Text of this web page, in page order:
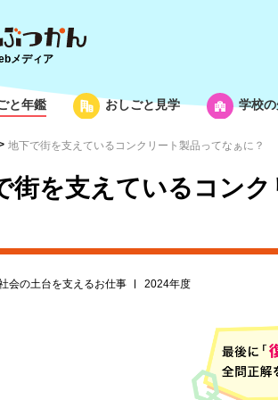
メディア
と年鑑 おしごと見学 学校
地下で街を支えているコンクリート製品ってなぁに？
街を支えているコン
会の土台を支えるお仕事 2024年度